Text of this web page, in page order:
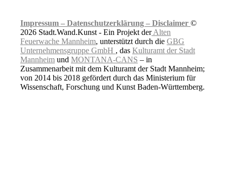
Impressum – Datenschutzerklärung – Disclaimer ©
2026 Stadt.Wand.Kunst - Ein Projekt derAlten
Feuerwache Mannheim, unterstützt durch die GBG
Unternehmensgruppe GmbH , das Kulturamt der Stadt
Mannheim und MONTANA-CANS – in
Zusammenarbeit mit dem Kulturamt der Stadt Mannheim;
von 2014 bis 2018 gefördert durch das Ministerium für
Wissenschaft, Forschung und Kunst Baden-Württemberg.